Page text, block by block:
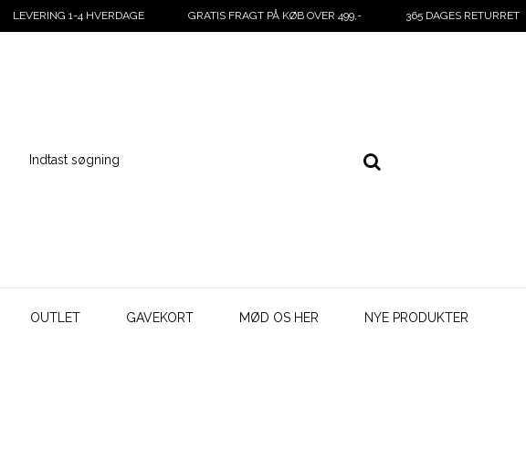
LEVERING 1-4 HVERDAGE GRATIS FRAGT PÅ KØB OVER 499,- 365 DAGES RETURRET
OUTLET GAVEKORT MØD OS HER NYE PRODUKTER